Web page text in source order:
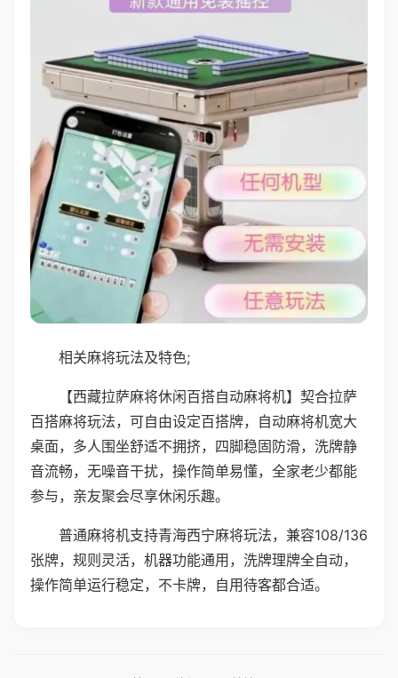
相关麻将玩法及特色;
【西藏拉萨麻将休闲百搭自动麻将机】契合拉萨
百搭麻将玩法，可自由设定百搭牌，自动麻将机宽大
桌面，多人围坐舒适不拥挤，四脚稳固防滑，洗牌静
音流畅，无噪音干扰，操作简单易懂，全家老少都能
参与，亲友聚会尽享休闲乐趣。
普通麻将机支持青海西宁麻将玩法，兼容108/136
张牌，规则灵活，机器功能通用，洗牌理牌全自动，
操作简单运行稳定，不卡牌，自用待客都合适。